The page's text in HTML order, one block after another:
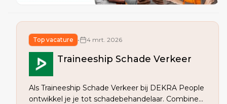
Top vacature • 4 mrt. 2026
Traineeship Schade Verkeer
Als Traineeship Schade Verkeer bij DEKRA People
ontwikkel je je tot schadebehandelaar. Combineer